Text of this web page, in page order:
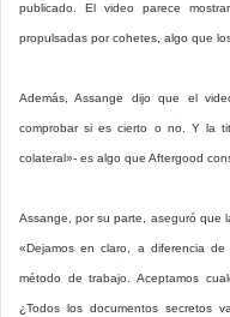
publicado. El video parece
propulsadas por cohetes, algo que
Además, Assange dijo que el
comprobar si es cierto o no. Y la
colateral»- es algo que Aftergood
Assange, por su parte, aseguró que
«Dejamos en claro, a diferencia de
método de trabajo. Aceptamos
¿Todos los documentos secretos